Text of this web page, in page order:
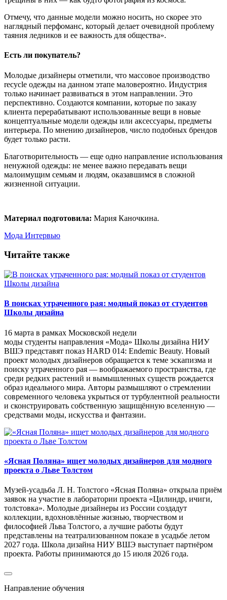
Отмечу, что данные модели можно носить, но скорее это
наглядный перфоманс, который делает очевидной проблему
таяния ледников и ее важность для общества».
Есть ли покупатель?
Молодые дизайнеры отметили, что массовое производство
recycle одежды на данном этапе маловероятно. Индустрия
только начинает развиваться в этом направлении. Это
перспективно. Создаются компании, которые по заказу
клиента перерабатывают использованные вещи в новые
концептуальные модели одежды или аксессуары, предметы
интерьера. По мнению дизайнеров, число подобных брендов
будет только расти.
Благотворительность — еще одно направление использования
ненужной одежды: не менее важно передавать вещи
малоимущим семьям и людям, оказавшимся в сложной
жизненной ситуации.
Материал подготовила: Мария Каночкина.
Мода Интервью
Читайте также
В поисках утраченного рая: модный показ от студентов
Школы дизайна
16 марта в рамках Московской недели
моды студенты направления «Мода» Школы дизайна НИУ
ВШЭ представят показ HARD 014: Endemic Beauty. Новый
проект молодых дизайнеров обращается к теме эскапизма и
поиску утраченного рая — воображаемого пространства, где
среди редких растений и вымышленных существ рождается
образ идеального мира. Авторы размышляют о стремлении
современного человека укрыться от турбулентной реальности
и сконструировать собственную защищённую вселенную —
средствами моды, искусства и фантазии.
«Ясная Поляна» ищет молодых дизайнеров для модного
проекта о Льве Толстом
Музей-усадьба Л. Н. Толстого «Ясная Поляна» открыла приём
заявок на участие в лаборатории проекта «Цилиндр, ичиги,
толстовка». Молодые дизайнеры из России создадут
коллекции, вдохновлённые жизнью, творчеством и
философией Льва Толстого, а лучшие работы будут
представлены на театрализованном показе в усадьбе летом
2027 года. Школа дизайна НИУ ВШЭ выступает партнёром
проекта. Работы принимаются до 15 июля 2026 года.
Направление обучения